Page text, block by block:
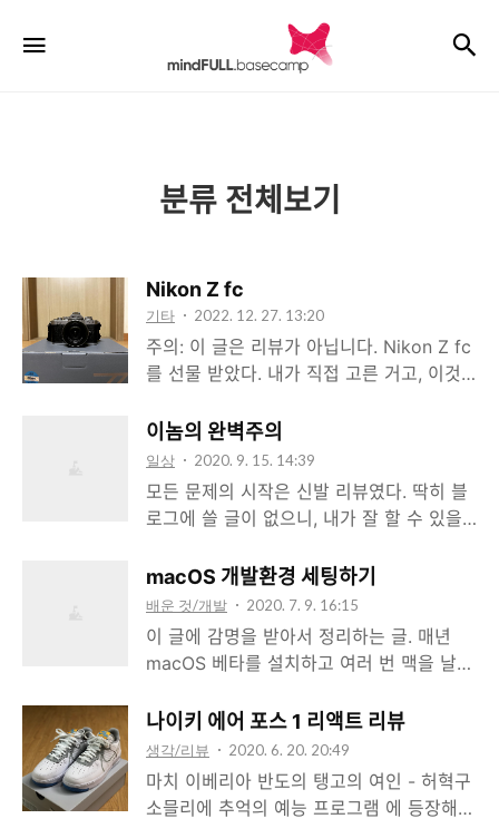
분류 전체보기
Nikon Z fc
기타 2022. 12. 27. 13:20
주의: 이 글은 리뷰가 아닙니다. Nikon Z fc
를 선물 받았다. 내가 직접 고른 거고, 이것
과 크게 다른 것은 아니다. 어차피 이 카메라
에 대한 기술적인 리뷰는 유튜브나 다른 블
로그에 충분히 많다. 여기서는 이 사랑스러
운 카메라를 2주 정도 만져보고 느낀 것을
조금 적어보려고 한다. 왜 카메라를 사용해
야 하는가 이 선택이 '합리성'과는 거리가 멀
다는 것은 나도 너무나 잘 안다. 이 카메라가
기술적으로 최고의 카메라는 아니다. 틸트가
아래로 된다는 여러모로 난감한 점이 스위블
로 개선됐다는 점만 빼면 형제 격인 Z50보
격을 훨씬 더 비싸게 받는다는 것도 다 안다.
현재의 니콘과 Z 마운트가 소니 + E 마운트
에 비해 여..
이놈의 완벽주의
일상 2020. 9. 15. 14:39
모든 문제의 시작은 신발 리뷰였다. 딱히 블
로그에 쓸 글이 없으니, 내가 잘 할 수 있을
썼고, 사진 촬영, 포토샵, 맞춤법 검사 등 귀
찮은 작업을 모두 거쳐 매우 긴 글이 완성됐
다. 나름 만족할만한 퀄리티의 글이었고, 나
도 마음에 들었다. 문제는 평범한 사람은 신
발을 매달 사지 않는다는 것이었다. 이미 15
켤레의 신발이 있는 상황에서, 신발 하나를
더 사고싶다는 말을 애인님께 꺼내자마자 미
쳤냐는 대답이 돌아왔다. 그치. 지네도 아니
고. 그래서 신발 리뷰 콘텐츠는 거기서 끝나
고 말았다. 그럼 뭘 해볼까. 마침 라스트 오
macOS 개발환경 세팅하기
배운 것/개발 2020. 7. 9. 16:15
이 글에 감명을 받아서 정리하는 글. 매년
macOS 베타를 설치하고 여러 번 맥을 날려
나도 이런 걸 정리하면 좋겠다 싶었다. 이 글
은 내 취향으로 맥을 설정하는 것을 빠르게
따라할 수 있도록 리스팅하는 것을 목표로
한다. 더 좋은 설정이 있으면 수정하겠지만,
취향을 타는 것에서 굳이 내 취향 외의 선택
나이키 에어 포스 1 리액트 리뷰
생각/리뷰 2020. 6. 20. 20:49
마치 이베리아 반도의 탱고의 여인 - 허혁구
소믈리에 추억의 예능 프로그램 에 등장해